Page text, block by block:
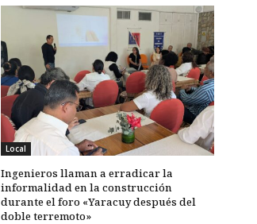
Local
Ingenieros llaman a erradicar la
informalidad en la construcción
durante el foro «Yaracuy después del
doble terremoto»